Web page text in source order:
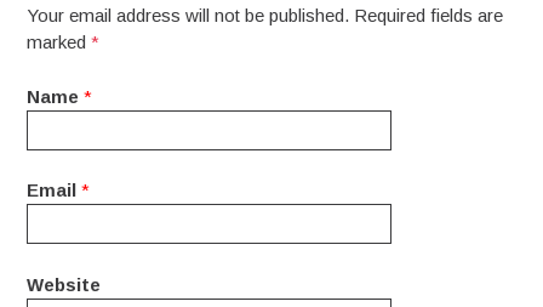
Your email address will not be published. Required fields are
marked*
Name *
Email *
Website